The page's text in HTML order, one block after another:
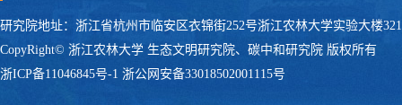
研究院地址：浙江省杭州市临安区衣锦街252号浙江农林大学实验大楼
CopyRight© 浙江农林大学 生态文明研究院、碳中和研究院 版权所有
浙ICP备11046845号-1 浙公网安备33018502001115号